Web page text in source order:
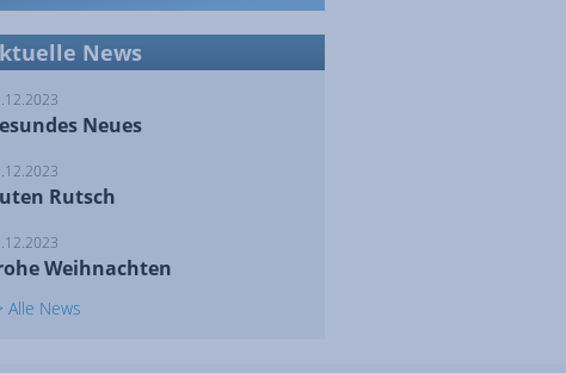
News
Neues
Rutsch
Weihnachten
Alle News